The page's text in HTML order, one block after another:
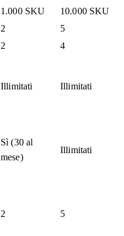
1.000 SKU
10.000 SKU
2
5
2 4
Illimitati Illimitati
Sì (30 al
mese)
Illimitati
2 5